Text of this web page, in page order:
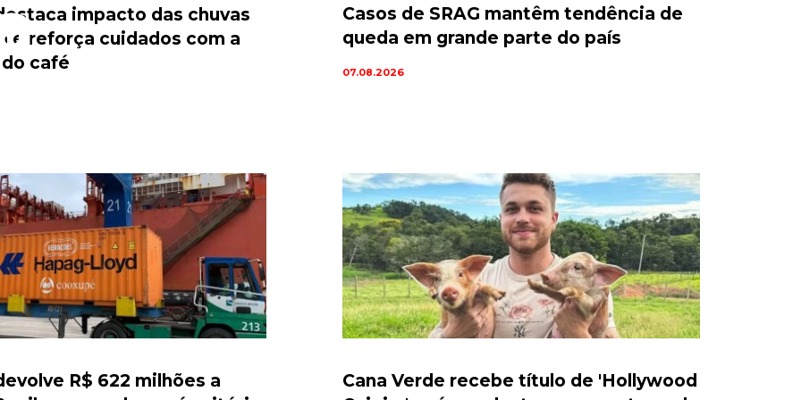
impacto das chuvas
e reforça cuidados com a
café
Casos de SRAG mantêm tendência de
queda em grande parte do país
07.08.2026
R$ 622 milhões a
Cana Verde recebe título de 'Hollywood